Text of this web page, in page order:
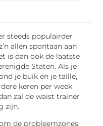
steeds populairder
allen spontaan aan
is dan ook de laatste
Staten. Als je
je buik en je taille,
keren per week
zal de waist trainer
zijn.
de probleemzones